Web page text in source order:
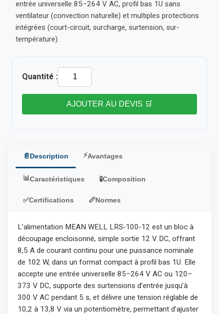
entrée universelle 85–264 V AC, profil bas 1U sans
ventilateur (convection naturelle) et multiples protections
intégrées (court-circuit, surcharge, surtension, sur-
température).
Quantité :
AJOUTER AU DEVIS 🛒
📄 Description ⚡Avantages
📊Caractéristiques 🧪Composition
✅Certifications 📏Normes
L’alimentation MEAN WELL LRS‑100‑12 est un bloc à
découpage encloisonné, simple sortie 12 V DC, offrant
8,5 A de courant continu pour une puissance nominale
de 102 W, dans un format compact à profil bas 1U. Elle
accepte une entrée universelle 85–264 V AC ou 120–
373 V DC, supporte des surtensions d’entrée jusqu’à
300 V AC pendant 5 s, et délivre une tension réglable de
10,2 à 13,8 V via un potentiomètre, permettant d’ajuster